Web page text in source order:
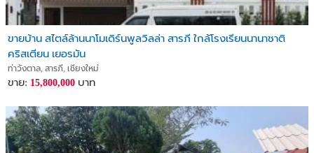
ขายบ้าน สไตล์ล้านนาโมเดิร์นพูลวิลล่า สารภี ใกล้โรงเรียนนานาชาติ
คริสเตียน เยอรมัน
ท่าวังตาล, สารภี, เชียงใหม่
ขาย: 15,800,000 บาท